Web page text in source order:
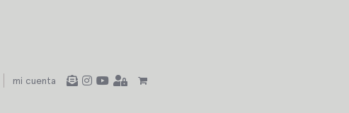
mi cuenta